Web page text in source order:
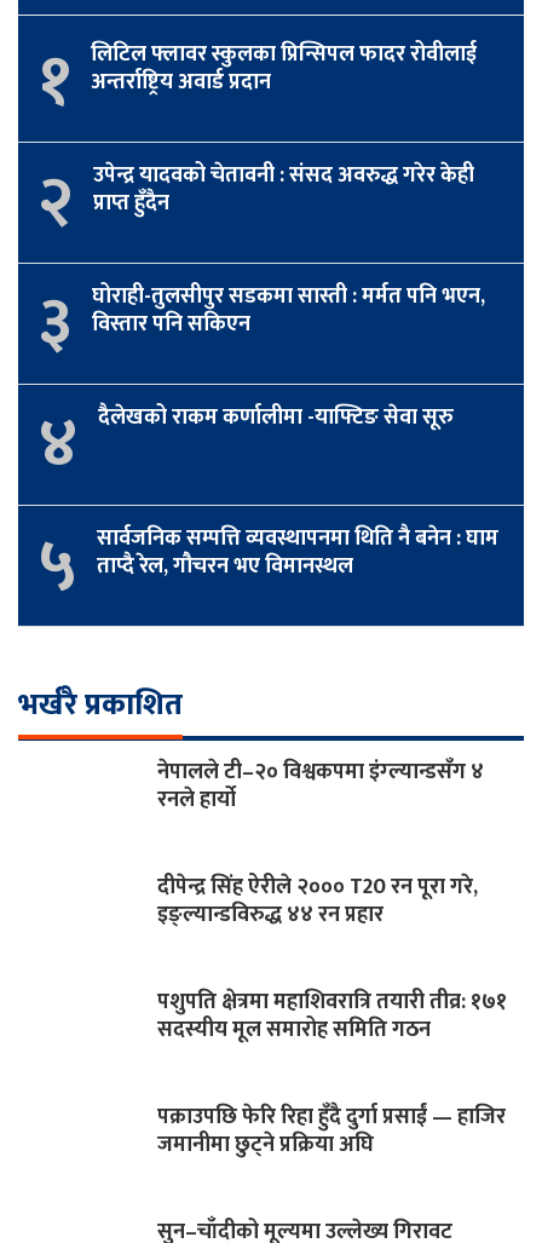
१ लिटिल फ्लावर स्कुलका प्रिन्सिपल फादर रोवीलाई
अन्तर्राष्ट्रिय अवार्ड प्रदान
२ उपेन्द्र यादवको चेतावनी : संसद अवरुद्ध गरेर केही
प्राप्त हुँदैन
३ घोराही-तुलसीपुर सडकमा सास्ती : मर्मत पनि भएन,
विस्तार पनि सकिएन
४ दैलेखको राकम कर्णालीमा -याफ्टिङ सेवा सूरु
५ सार्वजनिक सम्पत्ति व्यवस्थापनमा थिति नै बनेन : घाम
ताप्दै रेल, गौचरन भए विमानस्थल
भर्खरै प्रकाशित
नेपालले टी–२० विश्वकपमा इंग्ल्यान्डसँग ४
रनले हार्यो
दीपेन्द्र सिंह ऐरीले २००० T20 रन पूरा गरे,
इङ्ल्यान्डविरुद्ध ४४ रन प्रहार
पशुपति क्षेत्रमा महाशिवरात्रि तयारी तीव्र: १७१
सदस्यीय मूल समारोह समिति गठन
पक्राउपछि फेरि रिहा हुँदै दुर्गा प्रसाईं — हाजिर
जमानीमा छुट्ने प्रक्रिया अघि
सुन–चाँदीको मूल्यमा उल्लेख्य गिरावट